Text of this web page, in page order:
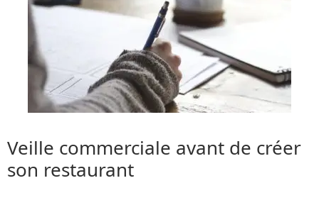
Veille commerciale avant de créer
son restaurant